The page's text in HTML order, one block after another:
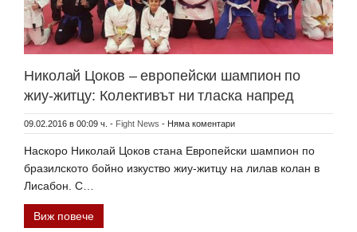
Николай Цоков – европейски шампион по
жиу-житцу: Колективът ни тласка напред
09.02.2016 в 00:09 ч. - Fight News - Няма коментари
Наскоро Николай Цоков стана Европейски шампион по
бразилското бойно изкуство жиу-житцу на лилав колан в
Лисабон. С…
Виж повече